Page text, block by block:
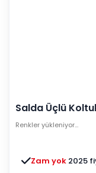
Salda Üçlü
Renkler yükleniyor…
Zam yok 2025